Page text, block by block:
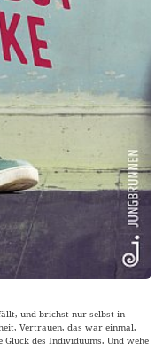
und brichst nur selbst in
Vertrauen, das war einmal.
des Individuums. Und wehe